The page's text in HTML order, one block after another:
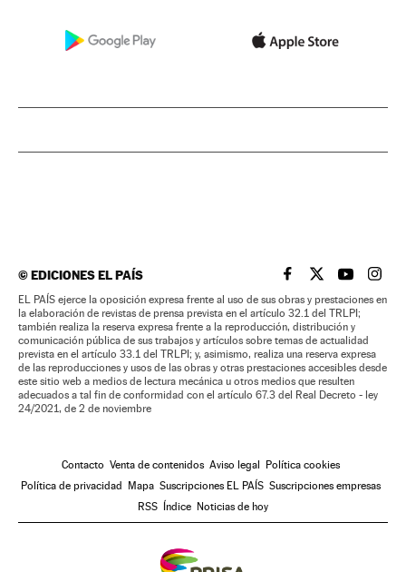
©EDICIONES EL PAÍS EL PAÍS BRASIL EN
EL PAÍSEL PAÍS
EL
EL PAÍS ejerce la oposición expresa frente al uso de sus obras y prestaciones en
la elaboración de revistas de prensa prevista en el artículo 32.1 del TRLPI;
también realiza la reserva expresa frente a la reproducción, distribución y
comunicación pública de sus trabajos y artículos sobre temas de actualidad
prevista en el artículo 33.1 del TRLPI; y, asimismo, realiza una reserva expresa
de las reproducciones y usos de las obras y otras prestaciones accesibles desde
este sitio web a medios de lectura mecánica u otros medios que resulten
adecuados a tal fin de conformidad con el artículo 67.3 del Real Decreto - ley
24/2021, de 2 de noviembre
Contacto Venta de contenidos Aviso legal
Política cookies
Política de privacidad
Mapa Suscripciones EL PAÍS Suscripciones empresas
RSS
Índice Noticias de hoy